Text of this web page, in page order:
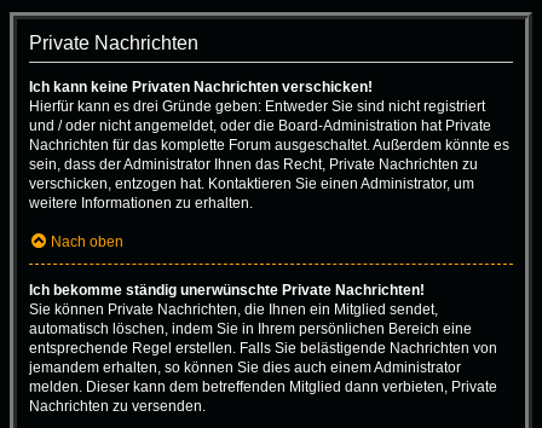
Private Nachrichten
Ich kann keine Privaten Nachrichten verschicken!
Hierfür kann es drei Gründe geben: Entweder Sie sind nicht registriert
und / oder nicht angemeldet, oder die Board-Administration hat Private
Nachrichten für das komplette Forum ausgeschaltet. Außerdem könnte es
sein, dass der Administrator Ihnen das Recht, Private Nachrichten zu
verschicken, entzogen hat. Kontaktieren Sie einen Administrator, um
weitere Informationen zu erhalten.
Nach oben
Ich bekomme ständig unerwünschte Private Nachrichten!
Sie können Private Nachrichten, die Ihnen ein Mitglied sendet,
automatisch löschen, indem Sie in Ihrem persönlichen Bereich eine
entsprechende Regel erstellen. Falls Sie belästigende Nachrichten von
jemandem erhalten, so können Sie dies auch einem Administrator
melden. Dieser kann dem betreffenden Mitglied dann verbieten, Private
Nachrichten zu versenden.